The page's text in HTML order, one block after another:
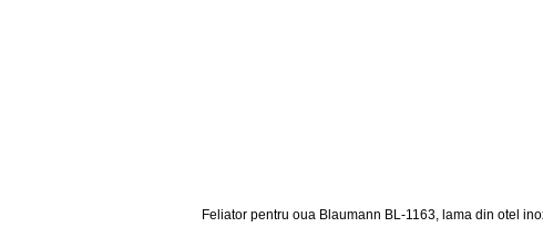
Feliator pentru oua Blaumann BL-1163, lama din otel